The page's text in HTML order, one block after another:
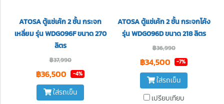
ATOSA ตู้แช่เค้ก 2 ชั้น กระจก
เหลี่ยม รุ่น WDG096F ขนาด 270
ลิตร
฿37,990
฿36,500 -4%
ใส่รถเข็น
ATOSA ตู้แช่เค้ก 2 ชั้น กระจกโค้ง
รุ่น WDG096D ขนาด 218 ลิตร
฿36,990
฿34,500 -7%
ใส่รถเข็น
เปรียบเทียบ